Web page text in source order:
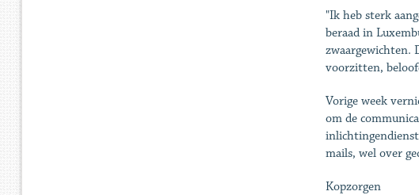
"Ik heb sterk
beraad in
zwaargewichten.
voorzitten,
Vorige week
om de
mails, wel over
Kopzorgen